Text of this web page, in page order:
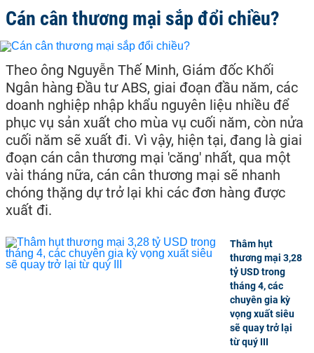
Cán cân thương mại sắp đổi chiều?
Theo ông Nguyễn Thế Minh, Giám đốc Khối
Ngân hàng Đầu tư ABS, giai đoạn đầu năm, các
doanh nghiệp nhập khẩu nguyên liệu nhiều để
phục vụ sản xuất cho mùa vụ cuối năm, còn nửa
cuối năm sẽ xuất đi. Vì vậy, hiện tại, đang là giai
đoạn cán cân thương mại 'căng' nhất, qua một
vài tháng nữa, cán cân thương mại sẽ nhanh
chóng thặng dự trở lại khi các đơn hàng được
xuất đi.
Thâm hụt
thương mại 3,28
tỷ USD trong
tháng 4, các
chuyên gia kỳ
vọng xuất siêu
sẽ quay trở lại
từ quý III